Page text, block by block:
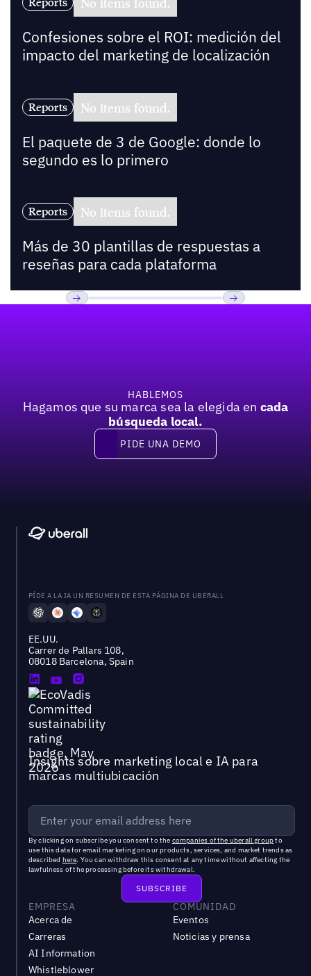
Confesiones sobre el ROI: medición del
impacto del marketing de localización
Reports No items found.
El paquete de 3 de Google: donde lo
segundo es lo primero
Reports No items found.
Más de 30 plantillas de respuestas a
reseñas para cada plataforma
HABLEMOS
Hagamos que su marca sea la elegida en cada
búsqueda local.
Pide una demo
PIDE UNA DEMO
PÍDE A LA IA UN RESUMEN DE ESTA PÁGINA DE UBERALL
EE.UU.
Carrer de Pallars 108,
08018 Barcelona, Spain
Insights sobre marketing local e IA para
marcas multiubicación
By clicking on subscribe you consent to the companies of the uberall groupto
use this data for email marketing on our products, services, and market trends as
described here. You can withdraw this consent at any time without affecting the
lawfulness of the processing before its withdrawal.
EMPRESA
Acerca de
Carreras
AI Information
Whistleblower
COMUNIDAD
Eventos
Noticias y prensa